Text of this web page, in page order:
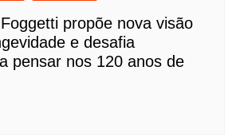
propõe nova visão
e desafia
pensar nos 120 anos de